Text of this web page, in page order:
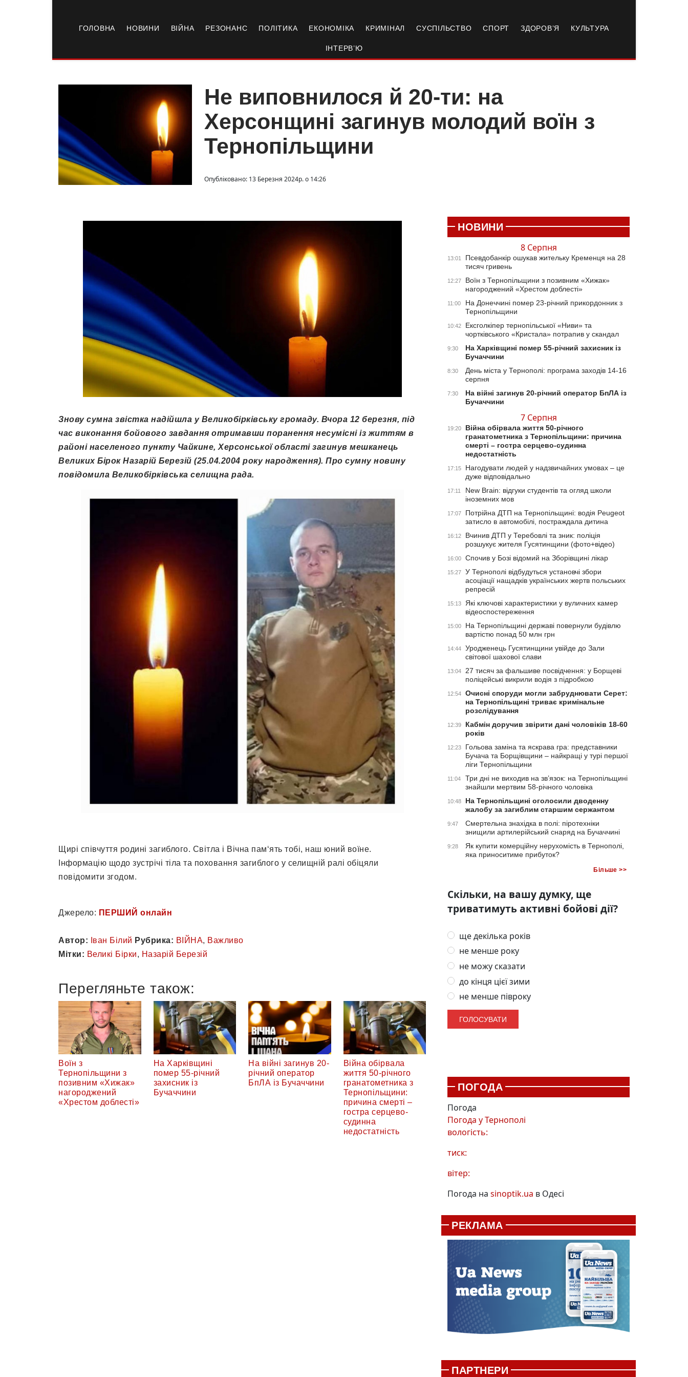
ГОЛОВНА НОВИНИ ВІЙНА РЕЗОНАНС ПОЛІТИКА ЕКОНОМІКА КРИМІНАЛ СУСПІЛЬСТВО СПОРТ ЗДОРОВ’Я КУЛЬТУРА
ІНТЕРВ’Ю
Не виповнилося й 20-ти: на
Херсонщині загинув молодий воїн з
Тернопільщини
Опубліковано: 13 Березня 2024р. о 14:26
Знову сумна звістка надійшла у Великобірківську громаду. Вчора 12 березня, під
час виконання бойового завдання отримавши поранення несумісні із життям в
районі населеного пункту Чайкине, Херсонської області загинув мешканець
Великих Бірок Назарій Березій (25.04.2004 року народження). Про сумну новину
повідомила Великобірківська селищна рада.
Щирі співчуття родині загиблого. Світла і Вічна пам‘ять тобі, наш юний воїне.
Інформацію щодо зустрічі тіла та поховання загиблого у селищній ралі обіцяли
повідомити згодом.
Джерело: ПЕРШИЙ онлайн
Автор: Іван Білий Рубрика: ВІЙНА, Важливо
Мітки: Великі Бірки, Назарій Березій
Перегляньте також:
Воїн з
Тернопільщини з
позивним «Хижак»
нагороджений
«Хрестом доблесті»
На Харківщині
помер 55-річний
захисник із
Бучаччини
На війні загинув 20-
річний оператор
БпЛА із Бучаччини
Війна обірвала
життя 50-річного
гранатометника з
Тернопільщини:
причина смерті –
гостра серцево-
судинна
недостатність
НОВИНИ
8 Серпня
13:01
Псевдобанкір ошукав жительку Кременця на 28
тисяч гривень
12:27
Воїн з Тернопільщини з позивним «Хижак»
нагороджений «Хрестом доблесті»
11:00
На Донеччині помер 23-річний прикордонник з
Тернопільщини
10:42
Ексголкіпер тернопільської «Ниви» та
чортківського «Кристала» потрапив у скандал
9:30
На Харківщині помер 55-річний захисник із
Бучаччини
8:30
День міста у Тернополі: програма заходів 14-16
серпня
7:30
На війні загинув 20-річний оператор БпЛА із
Бучаччини
7 Серпня
19:20
Війна обірвала життя 50-річного
гранатометника з Тернопільщини: причина
смерті – гостра серцево-судинна
недостатність
17:15
Нагодувати людей у надзвичайних умовах – це
дуже відповідально
17:11
New Brain: відгуки студентів та огляд школи
іноземних мов
17:07
Потрійна ДТП на Тернопільщині: водія Peugeot
затисло в автомобілі, постраждала дитина
16:12
Вчинив ДТП у Теребовлі та зник: поліція
розшукує жителя Гусятинщини (фото+відео)
16:00 Спочив у Бозі відомий на Зборівщині лікар
15:27
У Тернополі відбудуться установчі збори
асоціації нащадків українських жертв польських
репресій
15:13
Які ключові характеристики у вуличних камер
відеоспостереження
15:00
На Тернопільщині державі повернули будівлю
вартістю понад 50 млн грн
14:44
Уродженець Гусятинщини увійде до Зали
світової шахової слави
13:04
27 тисяч за фальшиве посвідчення: у Борщеві
поліцейські викрили водія з підробкою
12:54
Очисні споруди могли забруднювати Серет:
на Тернопільщині триває кримінальне
розслідування
12:39
Кабмін доручив звірити дані чоловіків 18-60
років
12:23
Гольова заміна та яскрава гра: представники
Бучача та Борщівщини – найкращі у турі першої
ліги Тернопільщини
11:04
Три дні не виходив на зв’язок: на Тернопільщині
знайшли мертвим 58-річного чоловіка
10:48
На Тернопільщині оголосили дводенну
жалобу за загиблим старшим сержантом
9:47
Смертельна знахідка в полі: піротехніки
знищили артилерійський снаряд на Бучаччині
9:28
Як купити комерційну нерухомість в Тернополі,
яка приноситиме прибуток?
Більше >>
Скільки, на вашу думку, ще
триватимуть активні бойові дії?
ще декілька років
не менше року
не можу сказати
до кінця цієї зими
не менше півроку
ПОГОДА
Погода
Погода уТернополі
вологість:
тиск:
вітер:
Погода на sinoptik.ua в Одесі
РЕКЛАМА
ПАРТНЕРИ